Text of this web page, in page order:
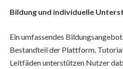
Bildung und individuelle
Ein umfassendes
Bestandteil der Plattform.
Leitfäden unterstützen Nutzer